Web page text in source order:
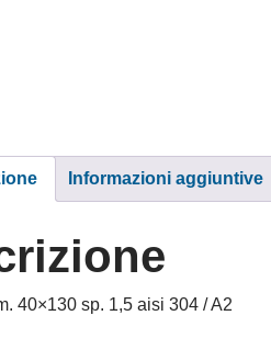
Informazioni aggiuntive
40×130 sp. 1,5 aisi 304 / A2